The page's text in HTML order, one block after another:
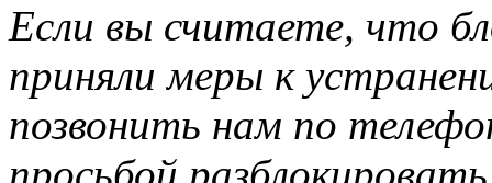
Если вы считаете, что
приняли меры к
позвонить нам по
просьбой